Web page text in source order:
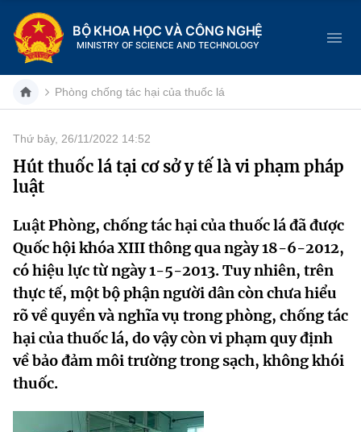
BỘ KHOA HỌC VÀ CÔNG NGHỆ
MINISTRY OF SCIENCE AND TECHNOLOGY
Danh mục
Trang chủ
Giới thiệu
Chức năng nhiệm vụ
Cơ cấu tổ chức
Lịch sử phát triển
Sở Khoa học và Công nghệ
Tin tức sự kiện
Khoa học và Công nghệ
Đổi mới sáng tạo
Chuyển đổi số
Bưu chính, Viễn thông
Dịch vụ công
Hệ thống văn bản
Văn bản QPPL
Văn bản chỉ đạo điều hành
MST IOFFICE
THỐNG KÊ
Phòng chống tác hại của thuốc lá
Thứ bảy, 26/11/2022 14:52
Hút thuốc lá tại cơ sở y tế là vi phạm pháp
luật
Luật Phòng, chống tác hại của thuốc lá đã được
Quốc hội khóa XIII thông qua ngày 18-6-2012,
có hiệu lực từ ngày 1-5-2013. Tuy nhiên, trên
thực tế, một bộ phận người dân còn chưa hiểu
rõ về quyền và nghĩa vụ trong phòng, chống tác
hại của thuốc lá, do vậy còn vi phạm quy định
về bảo đảm môi trường trong sạch, không khói
thuốc.